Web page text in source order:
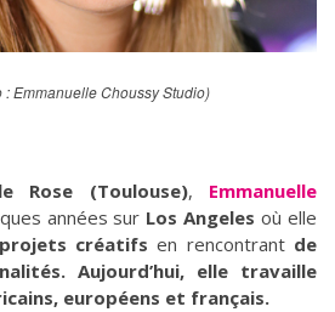
: Emmanuelle Choussy Studio)
Rose (Toulouse), Emmanuelle
années sur Lo­s Angeles où elle
créatifs en rencontrant de
Aujourd’hui, elle travaille
européens et français.